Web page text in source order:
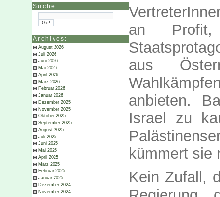
Suche
Archives:
August 2026
Juli 2026
Juni 2026
Mai 2026
April 2026
März 2026
Februar 2026
Januar 2026
Dezember 2025
November 2025
Oktober 2025
September 2025
August 2025
Juli 2025
Juni 2025
Mai 2025
April 2025
März 2025
Februar 2025
Januar 2025
Dezember 2024
November 2024
an Profit,
aus
anbieten.
Israel zu
kümmert sie
Kein Zufall,